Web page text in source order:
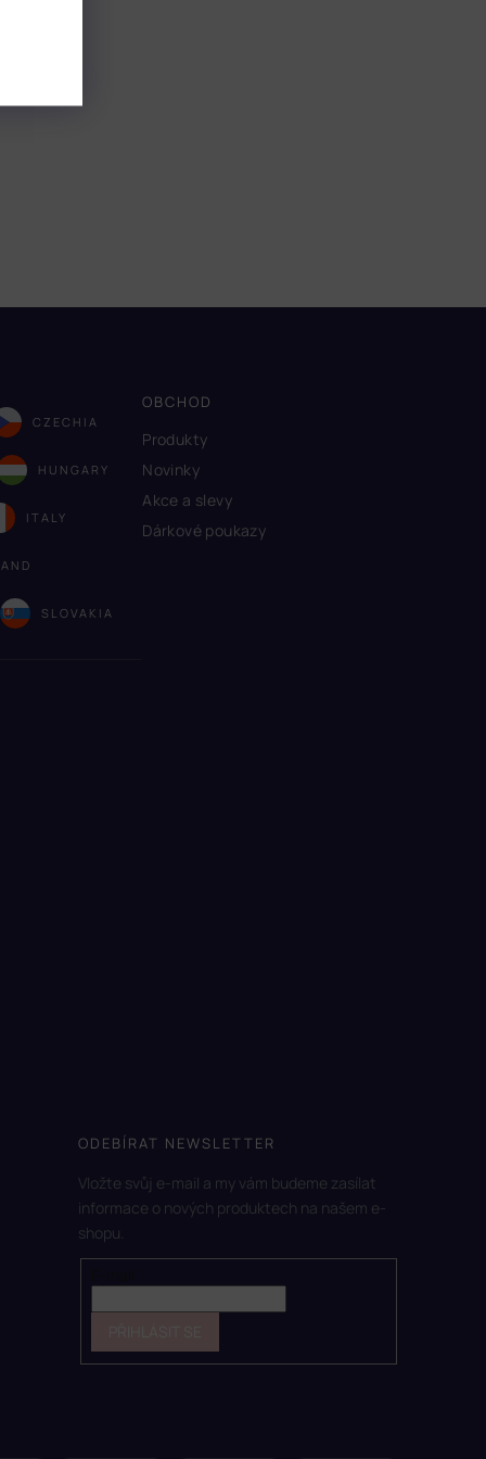
CZECHIA
HUNGARY
ITALY
SLOVAKIA
OBCHOD
Produkty
Novinky
Akce a slevy
Dárkové poukazy
ODEBÍRAT NEWSLETTER
Vložte svůj e-mail a my vám budeme zasílat
informace o nových produktech na našem e-
shopu.